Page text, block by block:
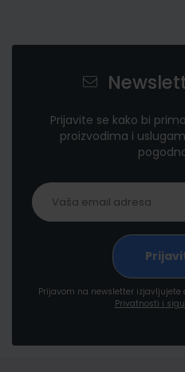
Prijavite se kako bi
proizvodima i
Prijavom na newsletter
Privatnosti i